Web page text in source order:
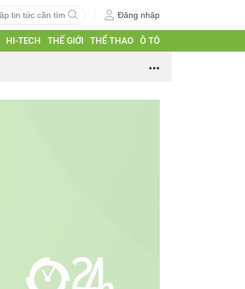
Đăng nhập
HI-TECH THẾ GIỚI THỂ THAO Ô TÔ